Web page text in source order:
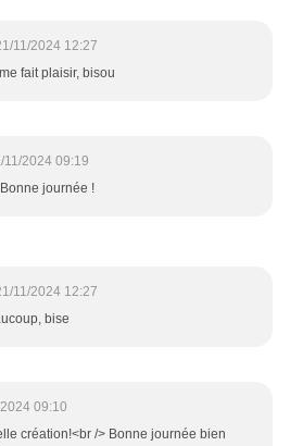
11/2024 12:27
fait plaisir, bisou
11/2024 09:19
journée !
11/2024 12:27
bise
09:10
création!<br /> Bonne journée bien